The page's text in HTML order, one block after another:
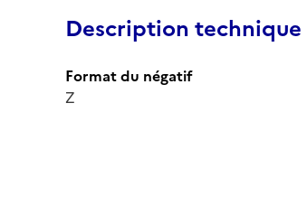
Description
Format du négatif
Z